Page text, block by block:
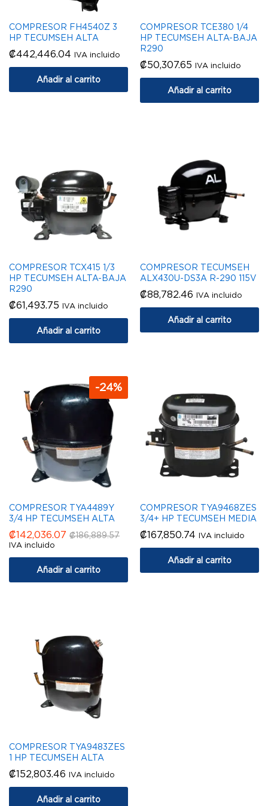
COMPRESOR FH4540Z 3
HP TECUMSEH ALTA
₡442,446.04 IVA incluido
Añadir al carrito
COMPRESOR TCE380 1/4
HP TECUMSEH ALTA-BAJA
R290
₡50,307.65 IVA incluido
Añadir al carrito
COMPRESOR TCX415 1/3
HP TECUMSEH ALTA-BAJA
R290
₡61,493.75 IVA incluido
Añadir al carrito
COMPRESOR TECUMSEH
ALX430U-DS3A R-290 115V
₡88,782.46 IVA incluido
Añadir al carrito
-24%
COMPRESOR TYA4489Y
3/4 HP TECUMSEH ALTA
₡142,036.07 ₡186,889.57
IVA incluido
Añadir al carrito
COMPRESOR TYA9468ZES
3/4+ HP TECUMSEH MEDIA
₡167,850.74 IVA incluido
Añadir al carrito
COMPRESOR TYA9483ZES
1 HP TECUMSEH ALTA
₡152,803.46 IVA incluido
Añadir al carrito